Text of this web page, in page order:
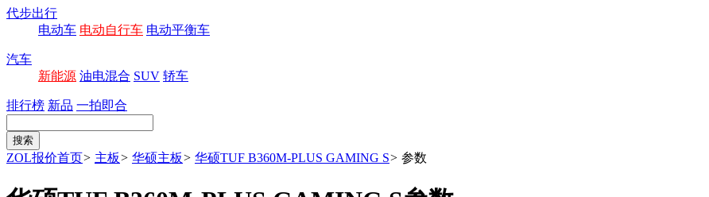
代步出行
电动车 电动自行车 电动平衡车
汽车
新能源 油电混合 SUV 轿车
排行榜 新品 一拍即合
ZOL报价首页> 主板> 华硕主板> 华硕TUF B360M-PLUS GAMING S> 参数